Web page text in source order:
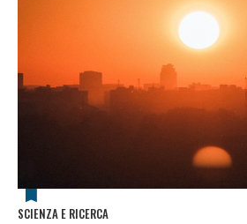
SCIENZA E RICERCA